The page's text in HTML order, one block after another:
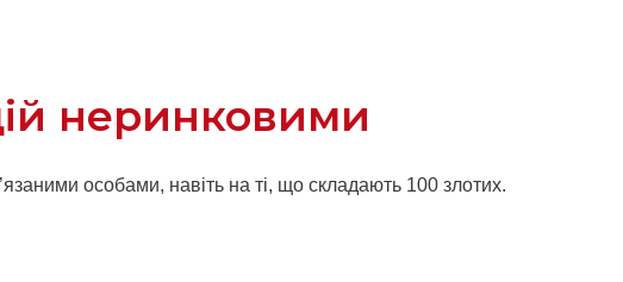
неринковими
особами, навіть на ті, що складають 100 злотих.